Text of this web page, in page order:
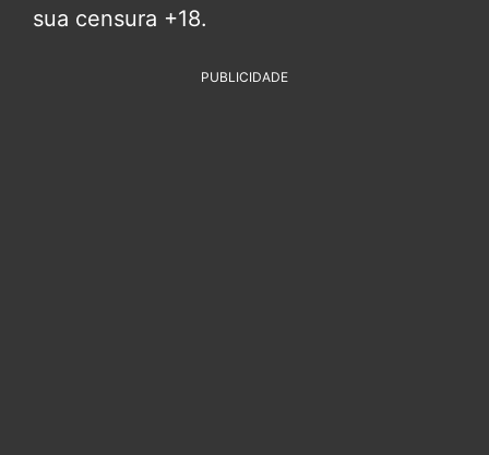
sua censura +18.
PUBLICIDADE